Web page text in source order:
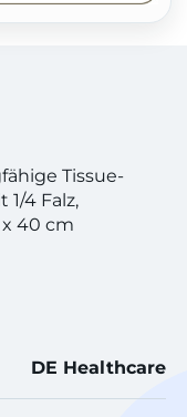
Tissue-
4 Falz,
40 cm
DE Healthcare